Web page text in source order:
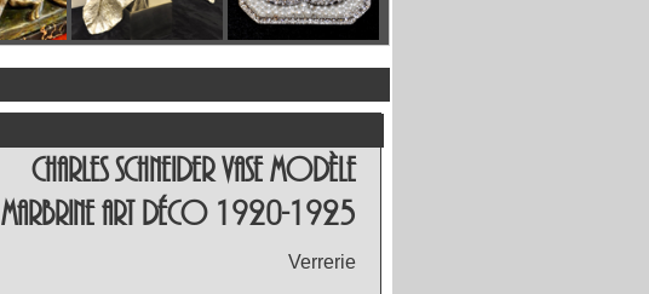
Charles Schneider Vase Modèle
Marbrine Art Déco 1920-1925
Verrerie